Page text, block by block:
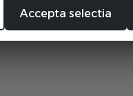
Accepta selectia